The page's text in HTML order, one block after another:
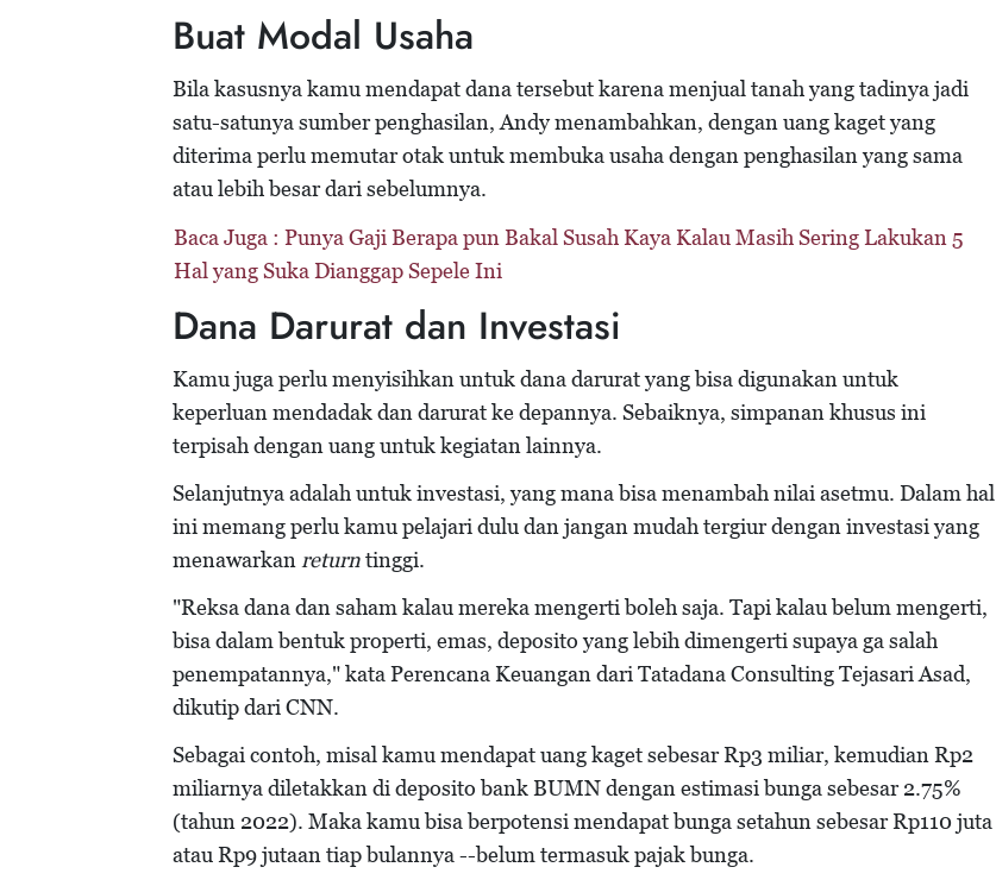
Buat Modal Usaha
Bila kasusnya kamu mendapat dana tersebut karena menjual tanah yang tadinya jadi
satu-satunya sumber penghasilan, Andy menambahkan, dengan uang kaget yang
diterima perlu memutar otak untuk membuka usaha dengan penghasilan yang sama
atau lebih besar dari sebelumnya.
Baca Juga : Punya Gaji Berapa pun Bakal Susah Kaya Kalau Masih Sering Lakukan 5
Hal yang Suka Dianggap Sepele Ini
Dana Darurat dan Investasi
Kamu juga perlu menyisihkan untuk dana darurat yang bisa digunakan untuk
keperluan mendadak dan darurat ke depannya. Sebaiknya, simpanan khusus ini
terpisah dengan uang untuk kegiatan lainnya.
Selanjutnya adalah untuk investasi, yang mana bisa menambah nilai asetmu. Dalam hal
ini memang perlu kamu pelajari dulu dan jangan mudah tergiur dengan investasi yang
menawarkanreturntinggi.
"Reksa dana dan saham kalau mereka mengerti boleh saja. Tapi kalau belum mengerti,
bisa dalam bentuk properti, emas, deposito yang lebih dimengerti supaya ga salah
penempatannya," kata Perencana Keuangan dari Tatadana Consulting Tejasari Asad,
dikutip dari CNN.
Sebagai contoh, misal kamu mendapat uang kaget sebesar Rp3 miliar, kemudian Rp2
miliarnya diletakkan di deposito bank BUMN dengan estimasi bunga sebesar 2.75%
(tahun 2022). Maka kamu bisa berpotensi mendapat bunga setahun sebesar Rp110 juta
atau Rp9 jutaan tiap bulannya --belum termasuk pajak bunga.